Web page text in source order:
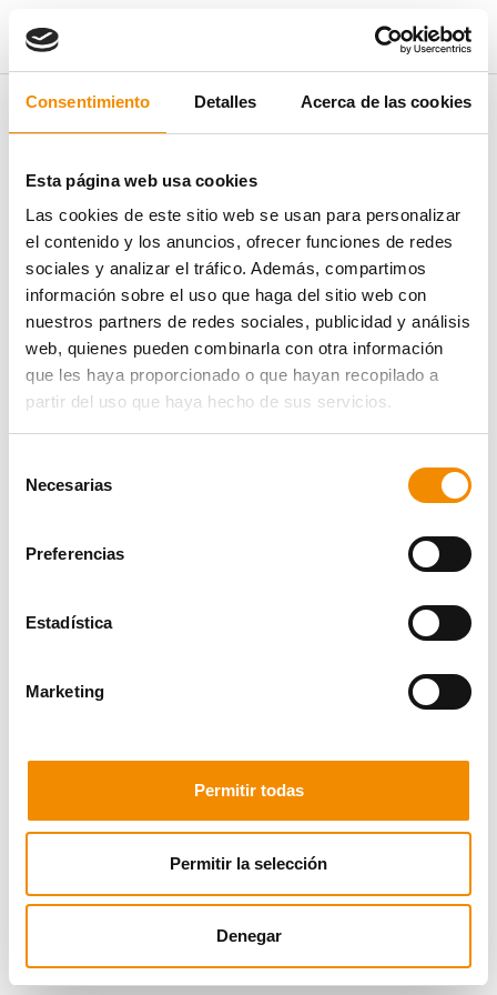
Consentimiento Detalles Acerca de las cookies
Esta página web usa cookies
Las cookies de este sitio web se usan para personalizar
el contenido y los anuncios, ofrecer funciones de redes
sociales y analizar el tráfico. Además, compartimos
información sobre el uso que haga del sitio web con
nuestros partners de redes sociales, publicidad y análisis
web, quienes pueden combinarla con otra información
que les haya proporcionado o que hayan recopilado a
partir del uso que haya hecho de sus servicios.
Necesarias
Preferencias
Estadística
Marketing
Permitir todas
Permitir la selección
Denegar
ÁREA DE PRENSA
NOTICIAS
Ganadora
Pablo Cortez Domínguez
Fernando Ramos Gutiérrez